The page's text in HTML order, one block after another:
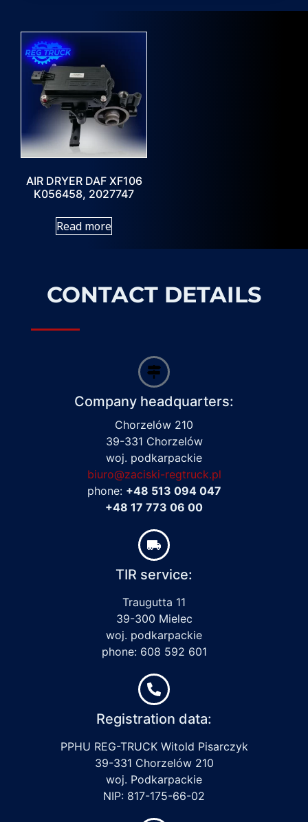
AIR DRYER DAF XF106
K056458, 2027747
Read more
CONTACT DETAILS
Company headquarters:
Chorzelów 210
39-331 Chorzelów
woj. podkarpackie
biuro@zaciski-regtruck.pl
phone: +48 513 094 047
+48 17 773 06 00
TIR service:
Traugutta 11
39-300 Mielec
woj. podkarpackie
phone: 608 592 601
Registration data:
PPHU REG-TRUCK Witold Pisarczyk
39-331 Chorzelów 210
woj. Podkarpackie
NIP: 817-175-66-02